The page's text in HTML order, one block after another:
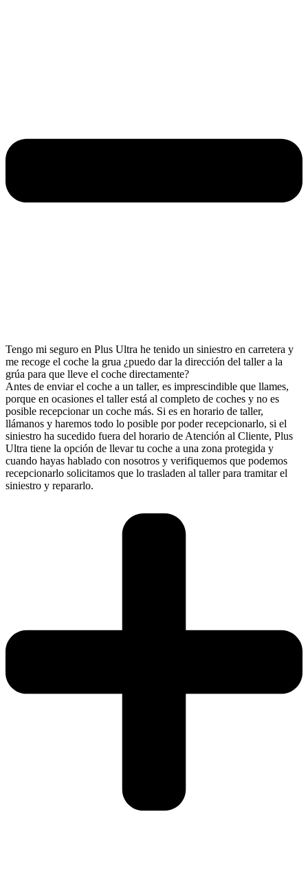
Tengo mi seguro en Plus Ultra he tenido un siniestro en carretera y
me recoge el coche la grua ¿puedo dar la dirección del taller a la
grúa para que lleve el coche directamente?
Antes de enviar el coche a un taller, es imprescindible que llames,
porque en ocasiones el taller está al completo de coches y no es
posible recepcionar un coche más. Si es en horario de taller,
llámanos y haremos todo lo posible por poder recepcionarlo, si el
siniestro ha sucedido fuera del horario de Atención al Cliente, Plus
Ultra tiene la opción de llevar tu coche a una zona protegida y
cuando hayas hablado con nosotros y verifiquemos que podemos
recepcionarlo solicitamos que lo trasladen al taller para tramitar el
siniestro y repararlo.